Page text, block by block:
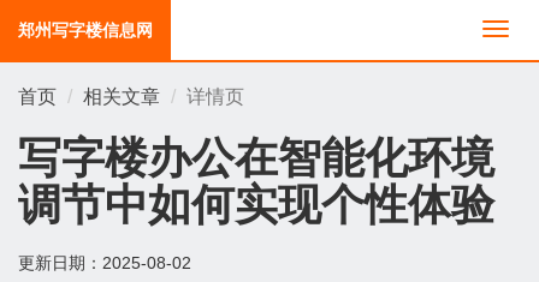
切
换
郑州写字楼信息网
首页 相关文章 详情页
写字楼办公在智能化环境
调节中如何实现个性体验
更新日期： 2025-08-02